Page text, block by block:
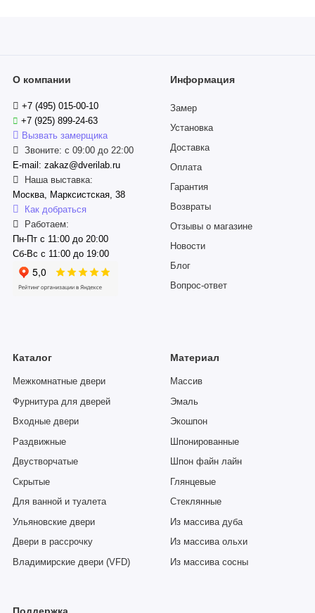
О компании
+7 (495) 015-00-10
+7 (925) 899-24-63
Вызвать замерщика
Звоните: с 09:00 до 22:00
E-mail: zakaz@dverilab.ru
Наша выставка:
Москва, Марксистская, 38
Как добраться
Работаем:
Пн-Пт с 11:00 до 20:00
Сб-Вс с 11:00 до 19:00
Информация
Замер
Установка
Доставка
Оплата
Гарантия
Возвраты
Отзывы о магазине
Новости
Блог
Вопрос-ответ
Каталог
Межкомнатные двери
Фурнитура для дверей
Входные двери
Раздвижные
Двустворчатые
Скрытые
Для ванной и туалета
Ульяновские двери
Двери в рассрочку
Владимирские двери (VFD)
Материал
Массив
Эмаль
Экошпон
Шпонированные
Шпон файн лайн
Глянцевые
Стеклянные
Из массива дуба
Из массива ольхи
Из массива сосны